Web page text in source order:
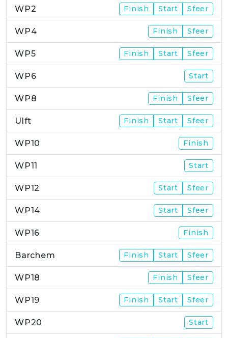
WP2 Finish Start Sfeer
WP4 Finish Sfeer
WP5 Finish Start Sfeer
WP6 Start
WP8 Finish Sfeer
Ulft Finish Start Sfeer
WP10 Finish
WP11 Start
WP12 Start Sfeer
WP14 Start Sfeer
WP16 Finish
Barchem Finish Start Sfeer
WP18 Finish Sfeer
WP19 Finish Start Sfeer
WP20 Start